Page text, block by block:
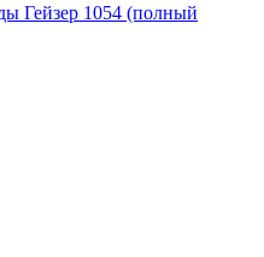
Гейзер 1054 (полный